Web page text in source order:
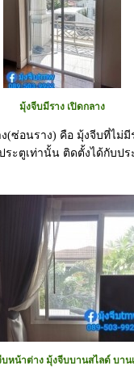
มุ้งจีบมีราง เปิดกลาง
(ซ่อนราง) คือ มุ้งจีบที่ไม่
ะตูเท่านั้น ติดตั้งได้กับปร
บหน้าต่าง มุ้งจีบบานสไลด์ บาน